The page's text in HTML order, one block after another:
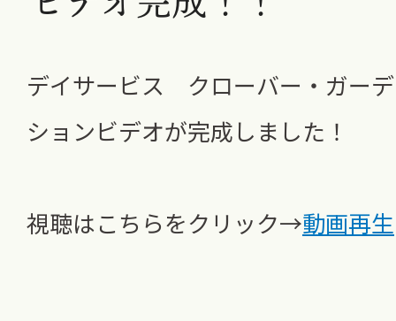
デイサービス クローバー・ガー
ションビデオが完成しました！
視聴はこちらをクリック→動画再生